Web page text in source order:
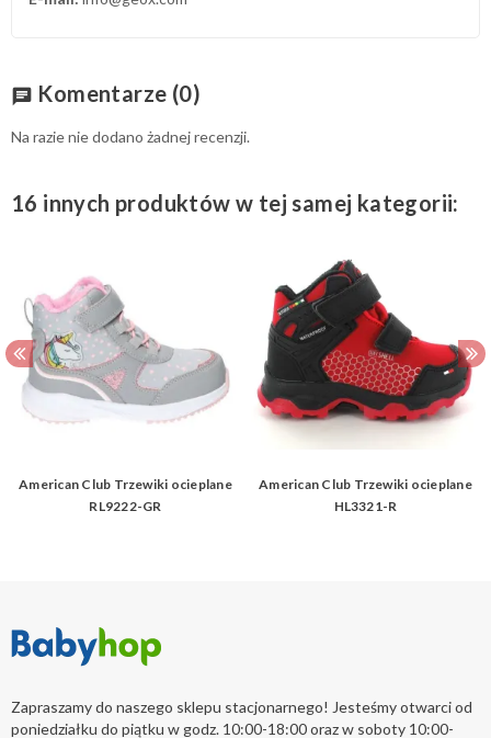
chat Komentarze (0)
Na razie nie dodano żadnej recenzji.
16 innych produktów w tej samej kategorii:
American Club Trzewiki ocieplane
RL9222-GR
American Club Trzewiki ocieplane
HL3321-R
Zapraszamy do naszego sklepu stacjonarnego! Jesteśmy otwarci od
poniedziałku do piątku w godz. 10:00-18:00 oraz w soboty 10:00-